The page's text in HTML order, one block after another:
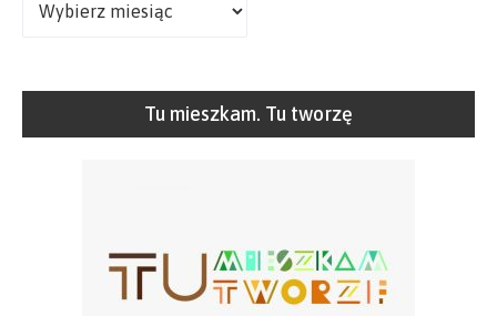
Tu mieszkam. Tu tworzę